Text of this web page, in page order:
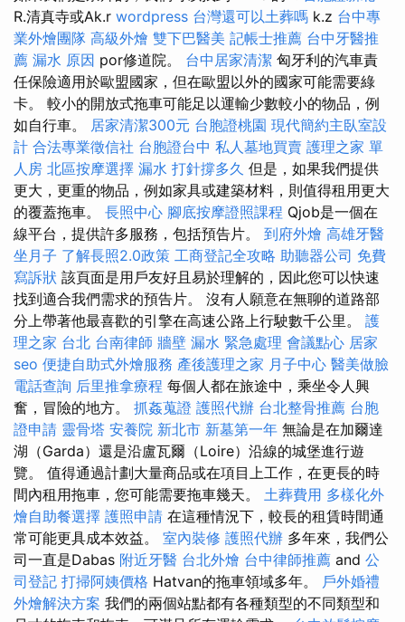
R.清真寺或Ak.r wordpress 台灣還可以土葬嗎 k.z 台中專
業外燴團隊 高級外燴 雙下巴醫美 記帳士推薦 台中牙醫推
薦 漏水 原因 por修道院。 台中居家清潔 匈牙利的汽車責
任保險適用於歐盟國家，但在歐盟以外的國家可能需要綠
卡。 較小的開放式拖車可能足以運輸少數較小的物品，例
如自行車。 居家清潔300元 台胞證桃園 現代簡約主臥室設
計 合法專業徵信社 台胞證台中 私人墓地買賣 護理之家 單
人房 北區按摩選擇 漏水 打針撐多久 但是，如果我們提供
更大，更重的物品，例如家具或建築材料，則值得租用更大
的覆蓋拖車。 長照中心 腳底按摩證照課程 Qjob是一個在
線平台，提供許多服務，包括預告片。 到府外燴 高雄牙醫
坐月子 了解長照2.0政策 工商登記全攻略 助聽器公司 免費
寫訴狀 該頁面是用戶友好且易於理解的，因此您可以快速
找到適合我們需求的預告片。 沒有人願意在無聊的道路部
分上帶著他最喜歡的引擎在高速公路上行駛數千公里。 護
理之家 台北 台南律師 牆壁 漏水 緊急處理 會議點心 居家
seo 便捷自助式外燴服務 產後護理之家 月子中心 醫美做臉
電話查詢 后里推拿療程 每個人都在旅途中，乘坐令人興
奮，冒險的地方。 抓姦蒐證 護照代辦 台北整骨推薦 台胞
證申請 靈骨塔 安養院 新北市 新墓第一年 無論是在加爾達
湖（Garda）還是沿盧瓦爾（Loire）沿線的城堡進行遊
覽。 值得通過計劃大量商品或在項目上工作，在更長的時
間內租用拖車，您可能需要拖車幾天。 土葬費用 多樣化外
燴自助餐選擇 護照申請 在這種情況下，較長的租賃時間通
常可能更具成本效益。 室內裝修 護照代辦 多年來，我們公
司一直是Dabas 附近牙醫 台北外燴 台中律師推薦 and 公
司登記 打掃阿姨價格 Hatvan的拖車領域多年。 戶外婚禮
外燴解決方案 我們的兩個站點都有各種類型的不同類型和